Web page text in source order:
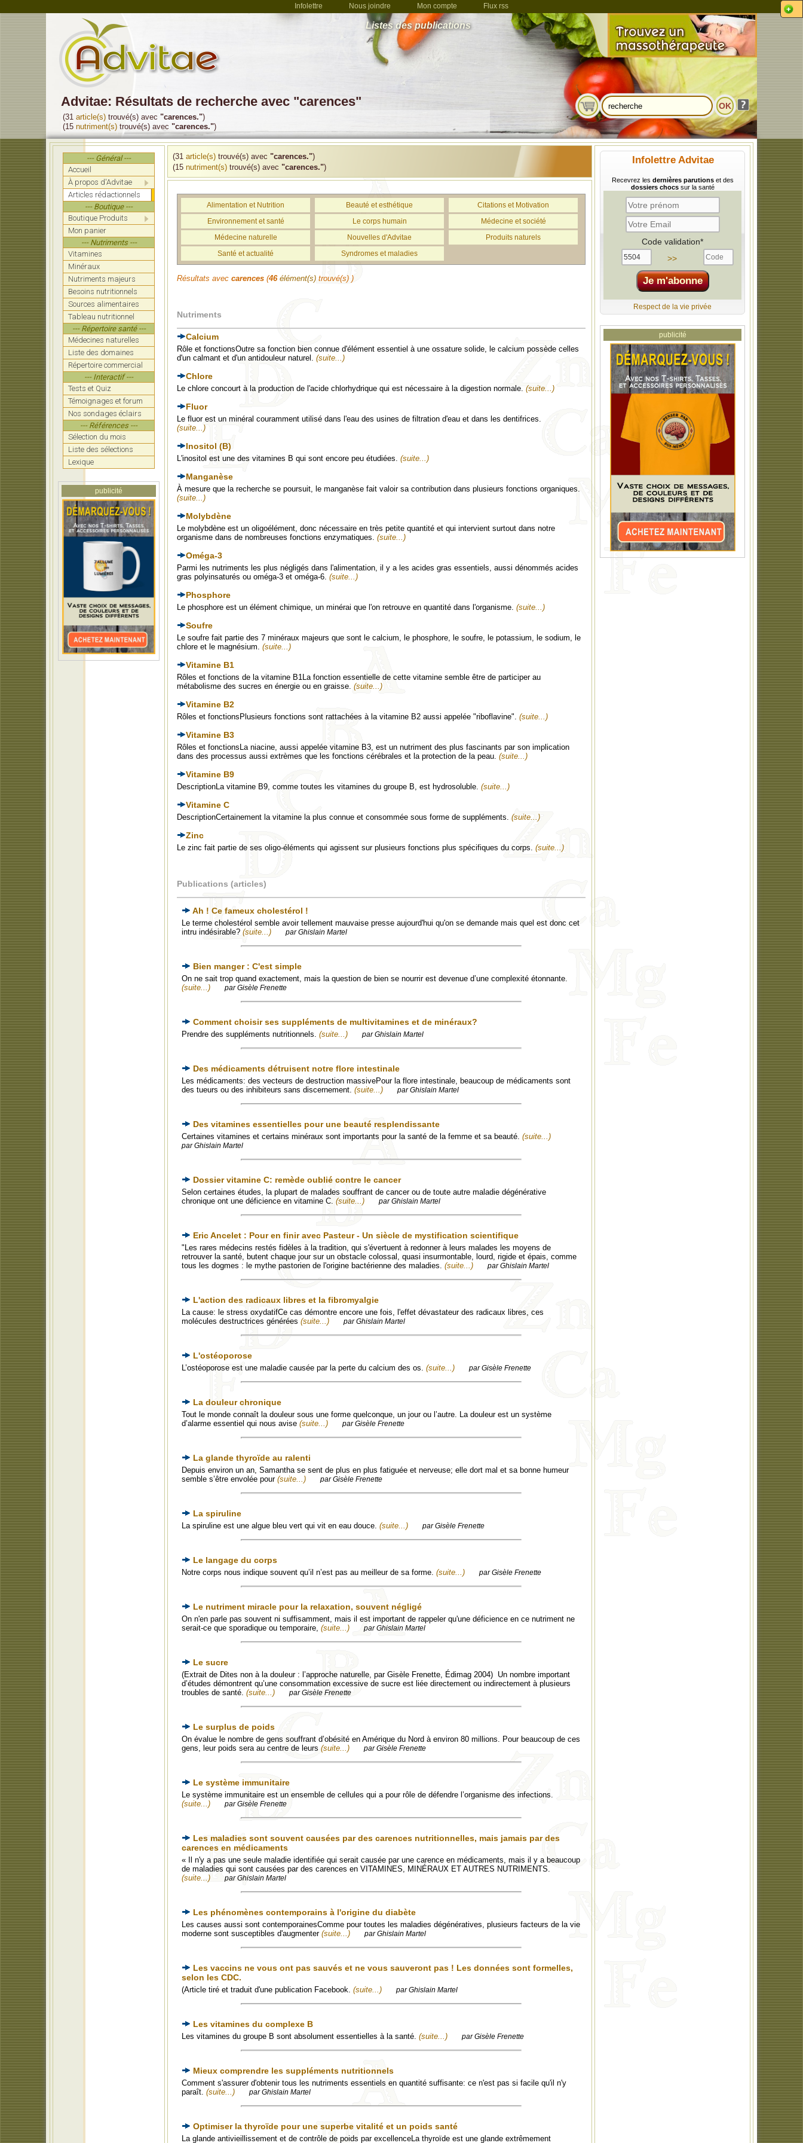
Infolettre Nous joindre Mon compte Flux rss
Listes des publications
Advitae: Résultats de recherche avec "carences"
(31 article(s) trouvé(s) avec "carences.")
(15 nutriment(s) trouvé(s) avec "carences.")
--- Général ---
Accueil
À propos d'Advitae
Articles rédactionnels
--- Boutique ---
Boutique Produits
Mon panier
--- Nutriments ---
Vitamines
Minéraux
Nutriments majeurs
Besoins nutritionnels
Sources alimentaires
Tableau nutritionnel
--- Répertoire santé ---
Médecines naturelles
Liste des domaines
Répertoire commercial
--- Interactif ---
Tests et Quiz
Témoignages et forum
Nos sondages éclairs
--- Références ---
Sélection du mois
Liste des sélections
Lexique
publicité
(31 article(s) trouvé(s) avec "carences.")
(15 nutriment(s) trouvé(s) avec "carences.")
Infolettre Advitae
Recevrez les dernières parutionset des
dossiers chocssur la santé
Code validation*
>>
Respect de la vie privée
publicité
Alimentation et Nutrition Beauté et esthétique
Citations et Motivation
Environnement et santé
Le corps humain
Médecine et société
Médecine naturelle
Nouvelles d'Advitae
Produits naturels
Santé et actualité
Syndromes et maladies
Résultats avec carences (46 élément(s) trouvé(s) )
Nutriments
Calcium
Rôle et fonctionsOutre sa fonction bien connue d'élément essentiel à une ossature solide, le calcium possède celles
d'un calmant et d'un antidouleur naturel. (suite...)
Chlore
Le chlore concourt à la production de l'acide chlorhydrique qui est nécessaire à la digestion normale. (suite...)
Fluor
Le fluor est un minéral couramment utilisé dans l'eau des usines de filtration d'eau et dans les dentifrices.
(suite...)
Inositol (B)
L'inositol est une des vitamines B qui sont encore peu étudiées. (suite...)
Manganèse
À mesure que la recherche se poursuit, le manganèse fait valoir sa contribution dans plusieurs fonctions organiques.
(suite...)
Molybdène
Le molybdène est un oligoélément, donc nécessaire en très petite quantité et qui intervient surtout dans notre
organisme dans de nombreuses fonctions enzymatiques. (suite...)
Oméga-3
Parmi les nutriments les plus négligés dans l'alimentation, il y a les acides gras essentiels, aussi dénommés acides
gras polyinsaturés ou oméga-3 et oméga-6. (suite...)
Phosphore
Le phosphore est un élément chimique, un minérai que l'on retrouve en quantité dans l'organisme. (suite...)
Soufre
Le soufre fait partie des 7 minéraux majeurs que sont le calcium, le phosphore, le soufre, le potassium, le sodium, le
chlore et le magnésium. (suite...)
Vitamine B1
Rôles et fonctions de la vitamine B1La fonction essentielle de cette vitamine semble être de participer au
métabolisme des sucres en énergie ou en graisse. (suite...)
Vitamine B2
Rôles et fonctionsPlusieurs fonctions sont rattachées à la vitamine B2 aussi appelée "riboflavine". (suite...)
Vitamine B3
Rôles et fonctionsLa niacine, aussi appelée vitamine B3, est un nutriment des plus fascinants par son implication
dans des processus aussi extrèmes que les fonctions cérébrales et la protection de la peau. (suite...)
Vitamine B9
DescriptionLa vitamine B9, comme toutes les vitamines du groupe B, est hydrosoluble. (suite...)
Vitamine C
DescriptionCertainement la vitamine la plus connue et consommée sous forme de suppléments. (suite...)
Zinc
Le zinc fait partie de ses oligo-éléments qui agissent sur plusieurs fonctions plus spécifiques du corps. (suite...)
Publications (articles)
Ah ! Ce fameux cholestérol !
Le terme cholestérol semble avoir tellement mauvaise presse aujourd'hui qu'on se demande mais quel est donc cet
intru indésirable? (suite...) par Ghislain Martel
Bien manger : C'est simple
On ne sait trop quand exactement, mais la question de bien se nourrir est devenue d’une complexité étonnante.
(suite...)
par Gisèle Frenette
Comment choisir ses suppléments de multivitamines et de minéraux?
Prendre des suppléments nutritionnels. (suite...) par Ghislain Martel
Des médicaments détruisent notre flore intestinale
Les médicaments: des vecteurs de destruction massivePour la flore intestinale, beaucoup de médicaments sont
des tueurs ou des inhibiteurs sans discernement. (suite...) par Ghislain Martel
Des vitamines essentielles pour une beauté resplendissante
Certaines vitamines et certains minéraux sont importants pour la santé de la femme et sa beauté. (suite...)
par Ghislain Martel
Dossier vitamine C: remède oublié contre le cancer
Selon certaines études, la plupart de malades souffrant de cancer ou de toute autre maladie dégénérative
chronique ont une déficience en vitamine C. (suite...) par Ghislain Martel
Eric Ancelet : Pour en finir avec Pasteur - Un siècle de mystification scientifique
"Les rares médecins restés fidèles à la tradition, qui s'évertuent à redonner à leurs malades les moyens de
retrouver la santé, butent chaque jour sur un obstacle colossal, quasi insurmontable, lourd, rigide et épais, comme
tous les dogmes : le mythe pastorien de l'origine bactérienne des maladies. (suite...) par Ghislain Martel
L'action des radicaux libres et la fibromyalgie
La cause: le stress oxydatifCe cas démontre encore une fois, l'effet dévastateur des radicaux libres, ces
molécules destructrices générées (suite...) par Ghislain Martel
L'ostéoporose
L’ostéoporose est une maladie causée par la perte du calcium des os. (suite...) par Gisèle Frenette
La douleur chronique
Tout le monde connaît la douleur sous une forme quelconque, un jour ou l’autre. La douleur est un système
d’alarme essentiel qui nous avise (suite...) par Gisèle Frenette
La glande thyroïde au ralenti
Depuis environ un an, Samantha se sent de plus en plus fatiguée et nerveuse; elle dort mal et sa bonne humeur
semble s’être envolée pour (suite...) par Gisèle Frenette
La spiruline
La spiruline est une algue bleu vert qui vit en eau douce. (suite...) par Gisèle Frenette
Le langage du corps
Notre corps nous indique souvent qu’il n’est pas au meilleur de sa forme. (suite...) par Gisèle Frenette
Le nutriment miracle pour la relaxation, souvent négligé
On n'en parle pas souvent ni suffisamment, mais il est important de rappeler qu'une déficience en ce nutriment ne
serait-ce que sporadique ou temporaire, (suite...) par Ghislain Martel
Le sucre
(Extrait de Dites non à la douleur : l’approche naturelle, par Gisèle Frenette, Édimag 2004) Un nombre important
d’études démontrent qu’une consommation excessive de sucre est liée directement ou indirectement à plusieurs
troubles de santé. (suite...) par Gisèle Frenette
Le surplus de poids
On évalue le nombre de gens souffrant d’obésité en Amérique du Nord à environ 80 millions. Pour beaucoup de ces
gens, leur poids sera au centre de leurs (suite...) par Gisèle Frenette
Le système immunitaire
Le système immunitaire est un ensemble de cellules qui a pour rôle de défendre l’organisme des infections.
(suite...)
par Gisèle Frenette
Les maladies sont souvent causées par des carences nutritionnelles, mais jamais par des
carences en médicaments
« Il n'y a pas une seule maladie identifiée qui serait causée par une carence en médicaments, mais il y a beaucoup
de maladies qui sont causées par des carences en VITAMINES, MINÉRAUX ET AUTRES NUTRIMENTS.
(suite...)
par Ghislain Martel
Les phénomènes contemporains à l'origine du diabète
Les causes aussi sont contemporainesComme pour toutes les maladies dégénératives, plusieurs facteurs de la vie
moderne sont susceptibles d'augmenter (suite...) par Ghislain Martel
Les vaccins ne vous ont pas sauvés et ne vous sauveront pas ! Les données sont formelles,
selon les CDC.
(Article tiré et traduit d'une publication Facebook. (suite...) par Ghislain Martel
Les vitamines du complexe B
Les vitamines du groupe B sont absolument essentielles à la santé. (suite...) par Gisèle Frenette
Mieux comprendre les suppléments nutritionnels
Comment s'assurer d'obtenir tous les nutriments essentiels en quantité suffisante: ce n'est pas si facile qu'il n'y
paraît. (suite...) par Ghislain Martel
Optimiser la thyroïde pour une superbe vitalité et un poids santé
La glande antivieillissement et de contrôle de poids par excellenceLa thyroïde est une glande extrêmement